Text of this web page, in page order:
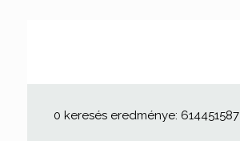
0 keresés eredménye: 614451587